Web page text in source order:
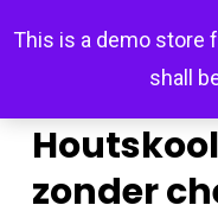
This is a demo store
shall
content
zonder